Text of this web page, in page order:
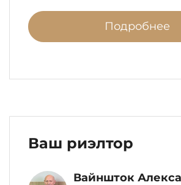
Подробнее
Ваш риэлтор
Вайншток